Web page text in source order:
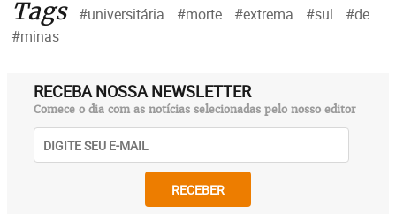
Tags #universitária #morte #extrema #sul
#de
#minas
RECEBA NOSSA NEWSLETTER
Comece o dia com as notícias selecionadas pelo nosso editor
RECEBER